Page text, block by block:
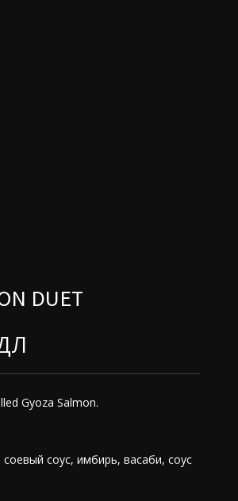
DUET
Gyoza Salmon.
соус, имбирь, васаби, соус